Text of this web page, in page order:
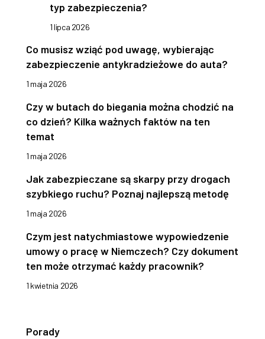
typ zabezpieczenia?
1 lipca 2026
Co musisz wziąć pod uwagę, wybierając
zabezpieczenie antykradzieżowe do auta?
1 maja 2026
Czy w butach do biegania można chodzić na
co dzień? Kilka ważnych faktów na ten
temat
1 maja 2026
Jak zabezpieczane są skarpy przy drogach
szybkiego ruchu? Poznaj najlepszą metodę
1 maja 2026
Czym jest natychmiastowe wypowiedzenie
umowy o pracę w Niemczech? Czy dokument
ten może otrzymać każdy pracownik?
1 kwietnia 2026
Porady